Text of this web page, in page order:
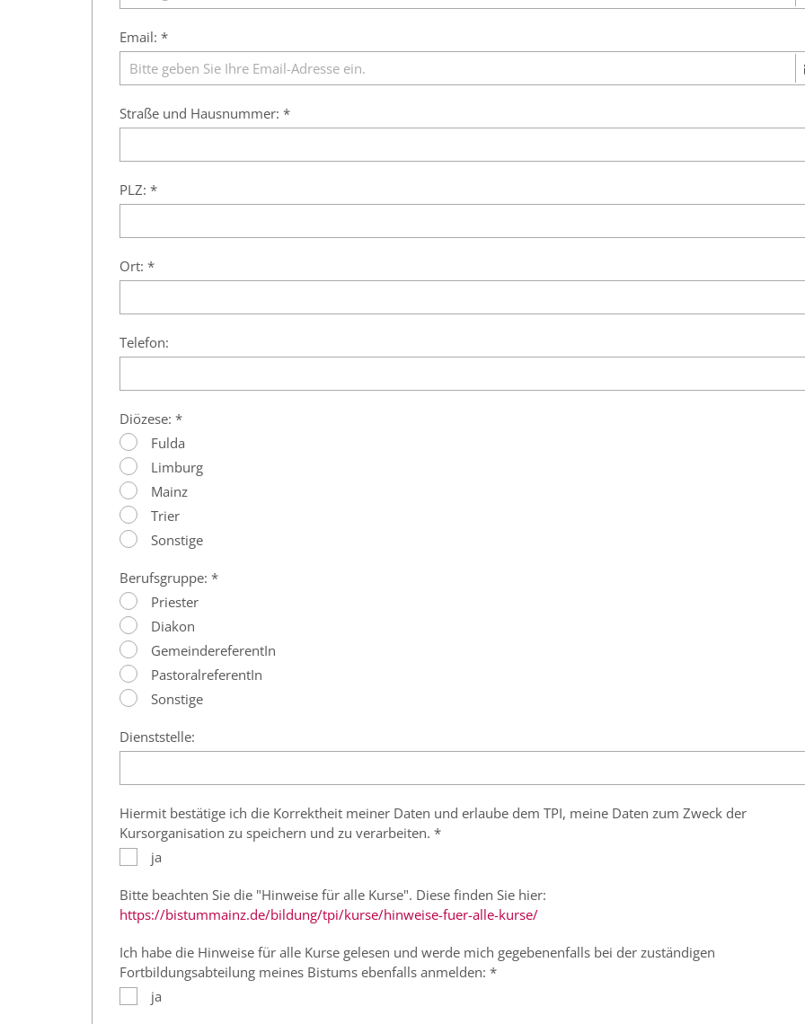
Email: *
Straße und Hausnummer: *
PLZ: *
Ort: *
Telefon:
Diözese: *
Fulda
Limburg
Mainz
Trier
Sonstige
Berufsgruppe: *
Priester
Diakon
GemeindereferentIn
PastoralreferentIn
Sonstige
Dienststelle:
Hiermit bestätige ich die Korrektheit meiner Daten und erlaube dem TPI, meine Daten zum Zweck der
Kursorganisation zu speichern und zu verarbeiten. *
ja
Bitte beachten Sie die "Hinweise für alle Kurse". Diese finden Sie hier:
https://bistummainz.de/bildung/tpi/kurse/hinweise-fuer-alle-kurse/
Ich habe die Hinweise für alle Kurse gelesen und werde mich gegebenenfalls bei der zuständigen
Fortbildungsabteilung meines Bistums ebenfalls anmelden: *
ja